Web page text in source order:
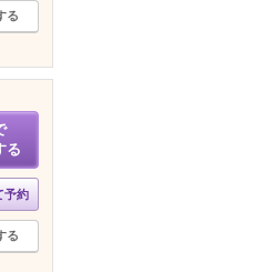
る
る
予約
る